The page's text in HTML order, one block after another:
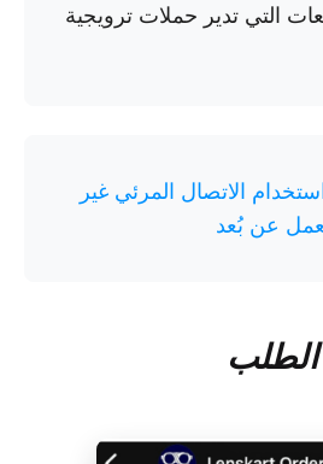
التي تدير حملات ترويجية
الاتصال المرئي غير
عن بُعد